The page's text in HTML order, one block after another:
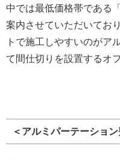
中では最低価格帯である
案内させていただいてお
トで施工しやすいのがア
て間仕切りを設置するオ
＜アルミパーテーショ